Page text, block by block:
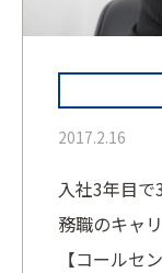
2017.2.16
入社3年目
務職のキャ
【コールセ